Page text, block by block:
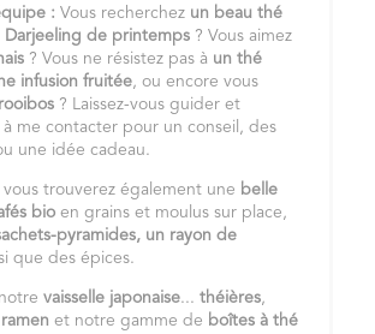
: Vous recherchez un beau thé
Darjeeling de printemps ? Vous aimez
? Vous ne résistez pas à un thé
infusion fruitée, ou encore vous
rooibos ? Laissez-vous guider et
à me contacter pour un conseil, des
une idée cadeau.
trouverez également une belle
bio en grains et moulus sur place,
pyramides, un rayon de
que des épices.
vaisselle japonaise... théières,
et notre gamme de boîtes à thé